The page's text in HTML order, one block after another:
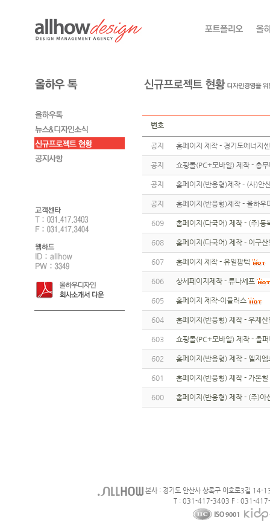
번호
공지 홈페이지 제작 - 경기도에너지
공지 쇼핑몰(PC+모바일) 제작 - 총
공지 홈페이지(반응형)제작 - (사)안
공지 홈페이지(반응형)제작 - 올하우
609 홈페이지(다국어) 제작 - (주)동
608 홈페이지(다국어) 제작 - 이구산
607 홈페이지 제작 - 유일팜텍
606 상세페이지제작 - 튜나셰프
605 홈페이지 제작-이플러스
604 홈페이지(반응형) 제작 - 우제산
603 쇼핑몰(PC+모바일) 제작 - 올
602 홈페이지(반응형) 제작 - 엘지엠
601 홈페이지(반응형) 제작 - 가온힐
600 홈페이지(반응형) 제작 - (주)아
본사 : 경기도 안산사 상록구 이호로3길 14-
T : 031-417-3403 F : 031-